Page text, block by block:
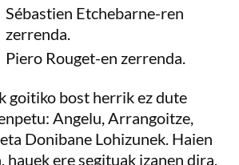
Sébastien Etchebarne-ren
zerrenda.
Piero Rouget-en zerrenda.
goitiko bost herrik ez dute
Angelu, Arrangoitze,
Donibane Lohizunek. Haien
hauek ere segituak izanen dira,